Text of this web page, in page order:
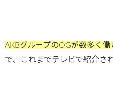
AKBグループのOGが数多く
で、これまでテレビで紹介さ